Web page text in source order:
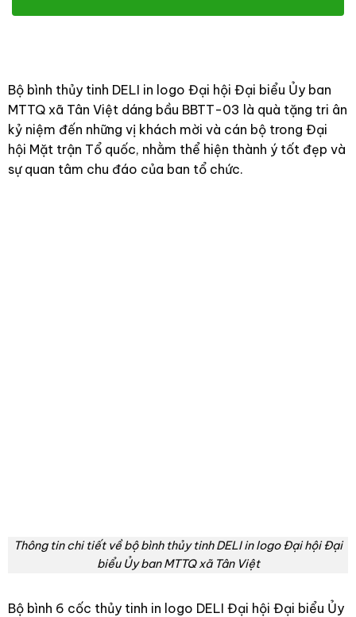
Bộ bình thủy tinh DELI in logo Đại hội Đại biểu Ủy ban
MTTQ xã Tân Việt dáng bầu BBTT-03 là quà tặng tri ân
kỷ niệm đến những vị khách mời và cán bộ trong Đại
hội Mặt trận Tổ quốc, nhằm thể hiện thành ý tốt đẹp và
sự quan tâm chu đáo của ban tổ chức.
Thông tin chi tiết về bộ bình thủy tinh DELI in logo Đại hội Đại
biểu Ủy ban MTTQ xã Tân Việt
Bộ bình 6 cốc thủy tinh in logo DELI Đại hội Đại biểu Ủy